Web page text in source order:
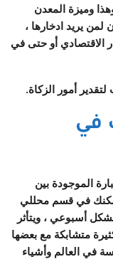
وميزة المعدن
لمن يريد ادخارها ،
الاقتصادي أو حتى في
أمور الزكاة.
في
الموجودة بين
في قسم محللي
أسبوعي ، ويتأثر
متشابكة مع بعضها
في العالم وأشياء